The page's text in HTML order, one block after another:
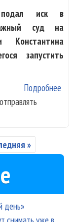
иск в
суд на
запустить
Подробнее
и
»
день»